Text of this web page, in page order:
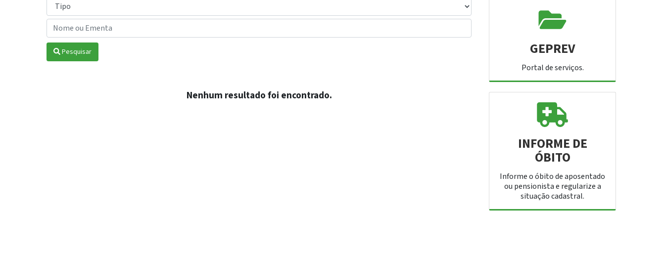
Pesquisar
Nenhum resultado foi encontrado.
GEPREV
Portal de serviços.
INFORME DE
ÓBITO
Informe o óbito de aposentado
ou pensionista e regularize a
situação cadastral.